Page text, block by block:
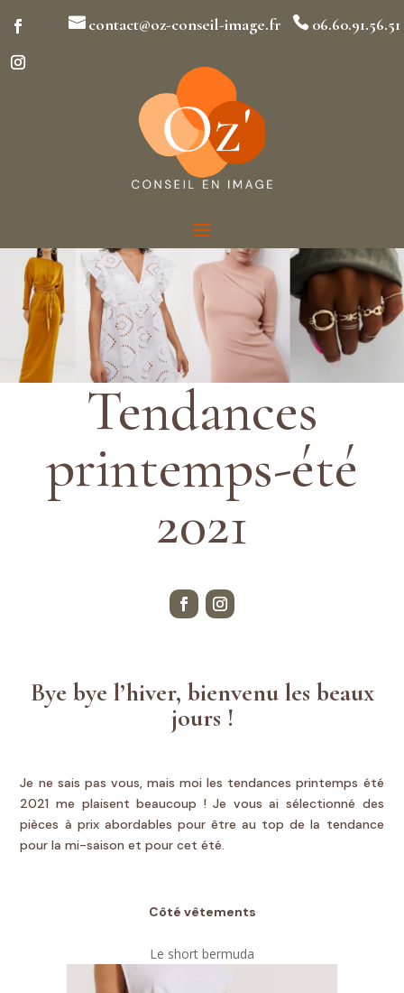
contact@oz-conseil-image.fr  06.60.91.56.51
Tendances
printemps-été
2021
Bye bye l’hiver, bienvenu les beaux
jours !
Je ne sais pas vous, mais moi les tendances printemps été
2021 me plaisent beaucoup ! Je vous ai sélectionné des
pièces à prix abordables pour être au top de la tendance
pour la mi-saison et pour cet été.
Côté vêtements
Le short bermuda